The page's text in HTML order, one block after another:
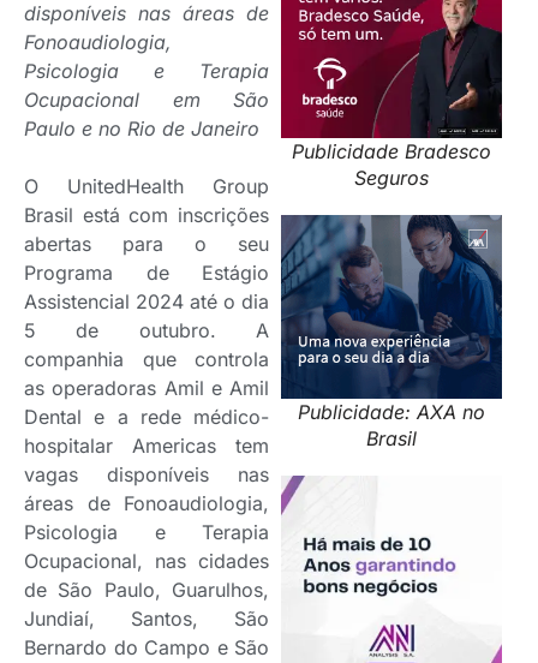
Publicidade Bradesco
Seguros
Publicidade: AXA no
Brasil
disponíveis nas áreas de
Fonoaudiologia,
Psicologia e Terapia
Ocupacional em São
Paulo e no Rio de Janeiro
O UnitedHealth Group
Brasil está com inscrições
abertas para o seu
Programa de Estágio
Assistencial 2024 até o dia
5 de outubro. A
companhia que controla
as operadoras Amil e Amil
Dental e a rede médico-
hospitalar Americas tem
vagas disponíveis nas
áreas de Fonoaudiologia,
Psicologia e Terapia
Ocupacional, nas cidades
de São Paulo, Guarulhos,
Jundiaí, Santos, São
Bernardo do Campo e São